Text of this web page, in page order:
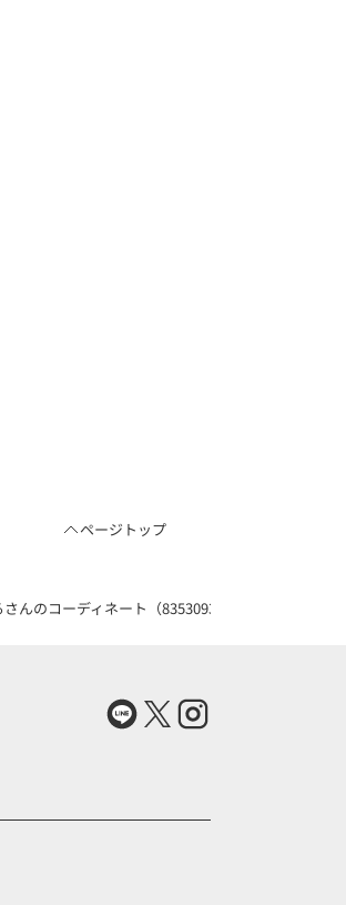
ページトップ
のコーディネート（83530930）